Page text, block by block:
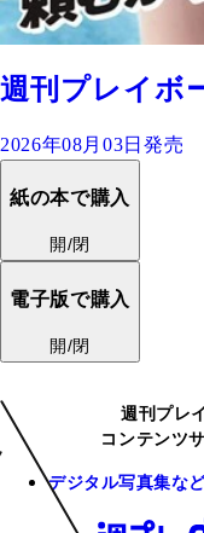
週刊プレイボ
2026年08月03日発売
紙の本で購入
開/閉
電子版で購入
開/閉
週刊プレ
コンテンツ
デジタル写真集な